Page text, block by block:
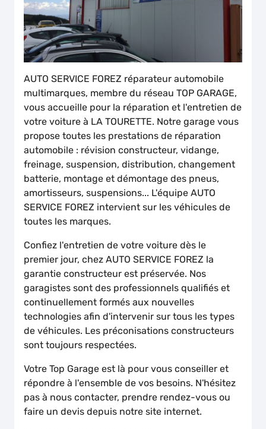
AUTO SERVICE FOREZ réparateur automobile
multimarques, membre du réseau TOP GARAGE,
vous accueille pour la réparation et l'entretien de
votre voiture à LA TOURETTE. Notre garage vous
propose toutes les prestations de réparation
automobile : révision constructeur, vidange,
freinage, suspension, distribution, changement
batterie, montage et démontage des pneus,
amortisseurs, suspensions... L'équipe AUTO
SERVICE FOREZ intervient sur les véhicules de
toutes les marques.
Confiez l'entretien de votre voiture dès le
premier jour, chez AUTO SERVICE FOREZ la
garantie constructeur est préservée. Nos
garagistes sont des professionnels qualifiés et
continuellement formés aux nouvelles
technologies afin d'intervenir sur tous les types
de véhicules. Les préconisations constructeurs
sont toujours respectées.
Votre Top Garage est là pour vous conseiller et
répondre à l'ensemble de vos besoins. N'hésitez
pas à nous contacter, prendre rendez-vous ou
faire un devis depuis notre site internet.